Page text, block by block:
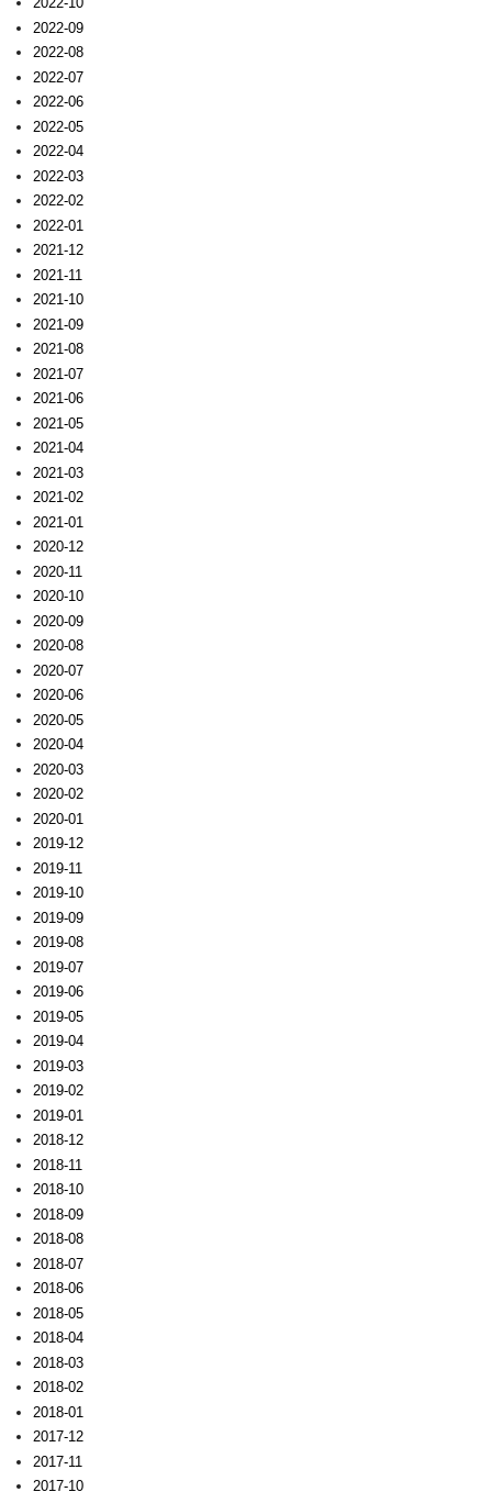
2022-09
2022-08
2022-07
2022-06
2022-05
2022-04
2022-03
2022-02
2022-01
2021-12
2021-11
2021-10
2021-09
2021-08
2021-07
2021-06
2021-05
2021-04
2021-03
2021-02
2021-01
2020-12
2020-11
2020-10
2020-09
2020-08
2020-07
2020-06
2020-05
2020-04
2020-03
2020-02
2020-01
2019-12
2019-11
2019-10
2019-09
2019-08
2019-07
2019-06
2019-05
2019-04
2019-03
2019-02
2019-01
2018-12
2018-11
2018-10
2018-09
2018-08
2018-07
2018-06
2018-05
2018-04
2018-03
2018-02
2018-01
2017-12
2017-11
2017-10